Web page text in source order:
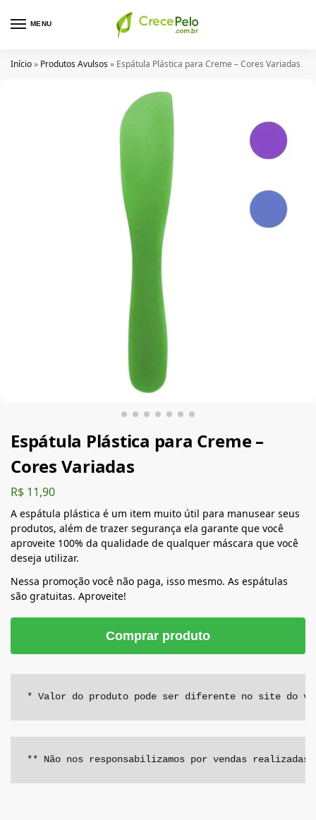
MENU
Início» Produtos Avulsos» Espátula Plástica para Creme​ – Cores Variadas
Espátula Plástica para Creme​ –
Cores Variadas
R$ 11,90
A espátula plástica é um item muito útil para manusear seus
produtos, além de trazer segurança ela garante que você
aproveite 100% da qualidade de qualquer máscara que você
deseja utilizar.
Nessa promoção você não paga, isso mesmo. As espátulas
são gratuitas. Aproveite!
Comprar produto
* Valor do produto pode ser diferente no site do
** Não nos responsabilizamos por vendas